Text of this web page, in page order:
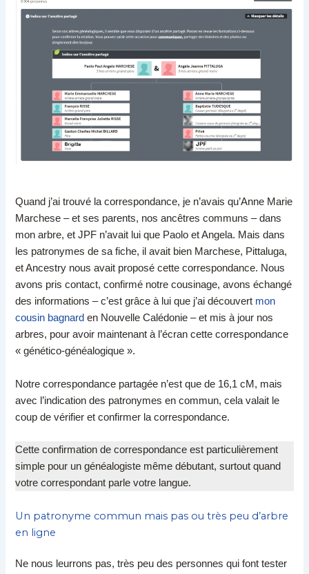
Quand j’ai trouvé la correspondance, je n’avais qu’Anne Marie
Marchese – et ses parents, nos ancêtres communs – dans
mon arbre, et JPF n’avait lui que Paolo et Angela. Mais dans
les patronymes de sa fiche, il avait bien Marchese, Pittaluga,
et Ancestry nous avait proposé cette correspondance. Nous
avons pris contact, confirmé notre cousinage, avons échangé
des informations – c’est grâce à lui que j’ai découvert mon
cousin bagnard en Nouvelle Calédonie – et mis à jour nos
arbres, pour avoir maintenant à l’écran cette correspondance
« génético-généalogique ».
Notre correspondance partagée n’est que de 16,1 cM, mais
avec l’indication des patronymes en commun, cela valait le
coup de vérifier et confirmer la correspondance.
Cette confirmation de correspondance est particulièrement
simple pour un généalogiste même débutant, surtout quand
votre correspondant parle votre langue.
Un patronyme commun mais pas ou très peu d’arbre
en ligne
Ne nous leurrons pas, très peu des personnes qui font tester